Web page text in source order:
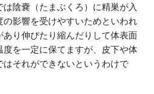
陰嚢（たまぶくろ）に精巣が入
の影響を受けやすいためといわれ
り伸びたり縮んだりして体表面
度を一定に保てますが、皮下や体
それができないというわけで